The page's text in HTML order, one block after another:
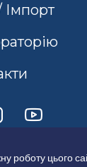
Імпорт
роботу цього